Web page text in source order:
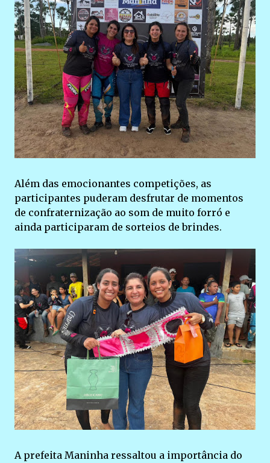
Além das emocionantes competições, as
participantes puderam desfrutar de momentos
de confraternização ao som de muito forró e
ainda participaram de sorteios de brindes.
A prefeita Maninha ressaltou a importância do